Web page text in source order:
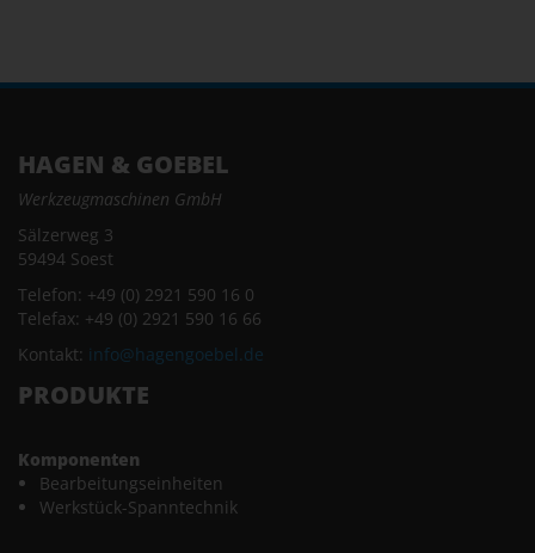
HAGEN & GOEBEL
Werkzeugmaschinen GmbH
Sälzerweg 3
59494 Soest
Telefon: +49 (0) 2921 590 16 0
Telefax: +49 (0) 2921 590 16 66
Kontakt: info@hagengoebel.de
PRODUKTE
Komponenten
Bearbeitungseinheiten
Werkstück-Spanntechnik